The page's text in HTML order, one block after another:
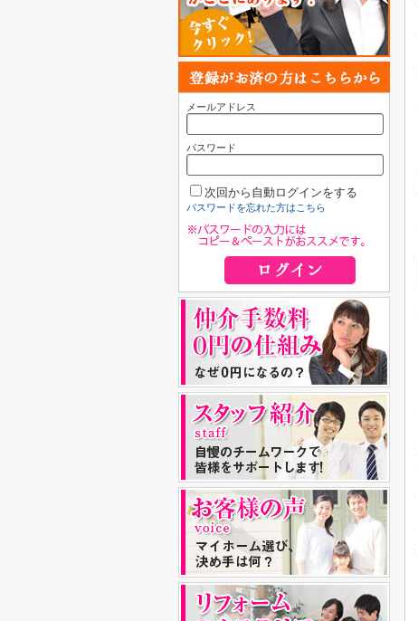
メールアドレス
パスワード
次回から自動ログインをする
パスワードを忘れた方はこちら